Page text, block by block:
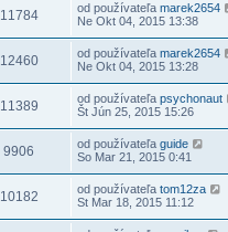
11784 od používateľa marek2654
Ne Okt 04, 2015 13:38
12460 od používateľa marek2654
Ne Okt 04, 2015 13:28
11389 od používateľa psychonaut
Št Jún 25, 2015 15:26
9906 od používateľa guide
So Mar 21, 2015 0:41
10182 od používateľa tom12za
St Mar 18, 2015 11:12